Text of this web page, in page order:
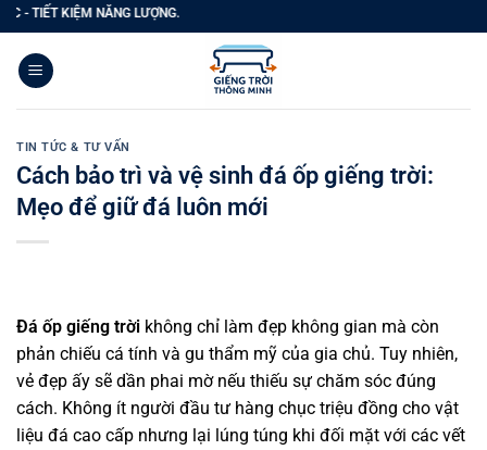
Bỏ
qua
nội
dung
NĂNG LƯỢNG.
TIN TỨC & TƯ VẤN
Cách bảo trì và vệ sinh đá ốp giếng trời:
Mẹo để giữ đá luôn mới
Đá ốp giếng trời không chỉ làm đẹp không gian mà còn
phản chiếu cá tính và gu thẩm mỹ của gia chủ. Tuy nhiên,
vẻ đẹp ấy sẽ dần phai mờ nếu thiếu sự chăm sóc đúng
cách. Không ít người đầu tư hàng chục triệu đồng cho vật
liệu đá cao cấp nhưng lại lúng túng khi đối mặt với các vết